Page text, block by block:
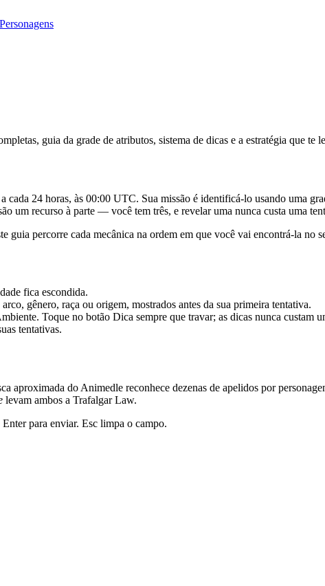
Personagens
guia da grade de atributos, sistema de dicas e a estratégia que te
24 horas, às 00:00 UTC. Sua missão é identificá-lo usando uma
um recurso à parte — você tem três, e revelar uma nunca custa uma
guia percorre cada mecânica na ordem em que você vai encontrá-la no
fica escondida.
gênero, raça ou origem, mostrados antes da sua primeira tentativa.
Toque no botão Dica sempre que travar; as dicas nunca custam
tentativas.
aproximada do Animedle reconhece dezenas de apelidos por
levam ambos a Trafalgar Law.
para enviar. Esc limpa o campo.